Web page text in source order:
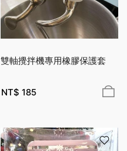
雙軸攪拌機專用橡膠保護套
NT$ 185